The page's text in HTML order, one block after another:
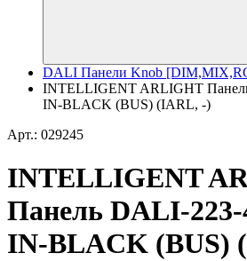
DALI Панели Knob
INTELLIGENT ARLIGHT
IN-BLACK (BUS) (IARL, -)
Арт.: 029245
INTELLIGENT
Панель DALI-
IN-BLACK (BUS)